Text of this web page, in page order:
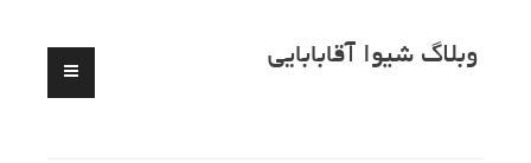
وبلاگ شیوا آقابابایی